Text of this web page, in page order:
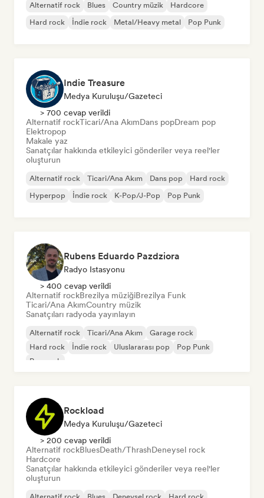
Alternatif rock Blues Country müzik
Hardcore
Hard rock
İndie rock Metal/Heavy metal Pop Punk
Indie Treasure
Medya Kuruluşu/Gazeteci
> 700 cevap verildi
Alternatif rockTicari/Ana AkımDans popDream pop
Elektropop
Makale yaz
Sanatçılar hakkında etkileyici gönderiler veya reel'ler
oluşturun
Alternatif rock Ticari/Ana Akım Dans pop
Hard rock
Hyperpop
İndie rock K-Pop/J-Pop Pop Punk
Rubens Eduardo Pazdziora
Radyo Istasyonu
> 400 cevap verildi
Alternatif rockBrezilya müziğiBrezilya Funk
Ticari/Ana AkımCountry müzik
Sanatçıları radyoda yayınlayın
Alternatif rock Ticari/Ana Akım
Garage rock
Hard rock
İndie rock Uluslararası pop
Pop Punk
Pop rock
Rockload
Medya Kuruluşu/Gazeteci
> 200 cevap verildi
Alternatif rockBluesDeath/ThrashDeneysel rock
Hardcore
Sanatçılar hakkında etkileyici gönderiler veya reel'ler
oluşturun